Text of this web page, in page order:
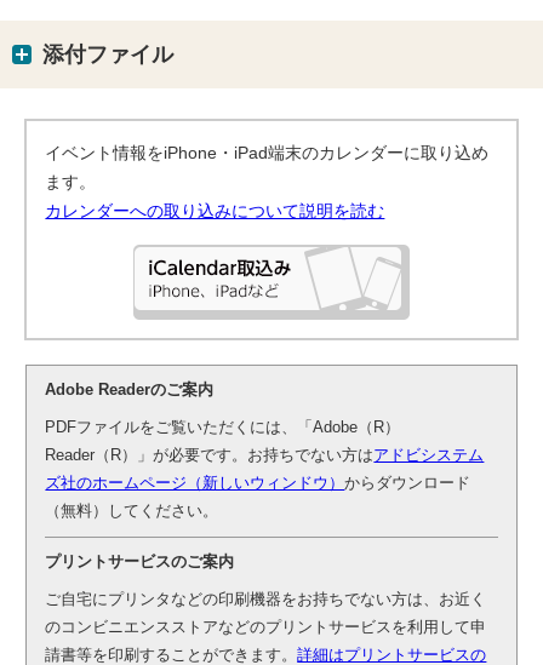
添付ファイル
イベント情報をiPhone・iPad端末のカレンダーに取り込め
ます。
カレンダーへの取り込みについて説明を読む
Adobe Readerのご案内
PDFファイルをご覧いただくには、「Adobe（R）
Reader（R）」が必要です。お持ちでない方はアドビシステム
ズ社のホームページ（新しいウィンドウ）からダウンロード
（無料）してください。
プリントサービスのご案内
ご自宅にプリンタなどの印刷機器をお持ちでない方は、お近く
のコンビニエンスストアなどのプリントサービスを利用して申
請書等を印刷することができます。詳細はプリントサービスの